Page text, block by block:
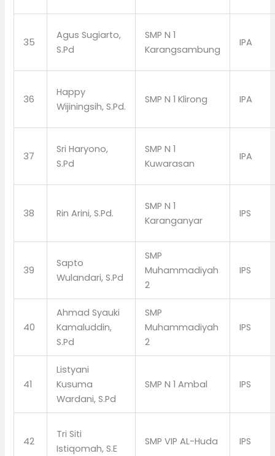
35
Agus Sugiarto,
S.Pd
SMP N 1
Karangsambung
IPA
36
Happy
Wijiningsih, S.Pd.
SMP N 1 Klirong IPA
37
Sri Haryono,
S.Pd
SMP N 1
Kuwarasan
IPA
38 Rin Arini, S.Pd.
SMP N 1
Karanganyar
IPS
39
Sapto
Wulandari, S.Pd
SMP
Muhammadiyah
2
IPS
40
Ahmad Syauki
Kamaluddin,
S.Pd
SMP
Muhammadiyah
2
IPS
41
Listyani
Kusuma
Wardani, S.Pd
SMP N 1 Ambal IPS
42
Tri Siti
Istiqomah, S.E
SMP VIP AL-Huda IPS